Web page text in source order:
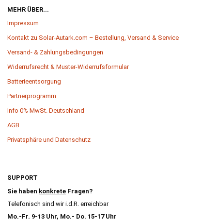
MEHR ÜBER...
Impressum
Kontakt zu Solar-Autark.com – Bestellung, Versand & Service
Versand- & Zahlungsbedingungen
Widerrufsrecht & Muster-Widerrufsformular
Batterieentsorgung
Partnerprogramm
Info 0% MwSt. Deutschland
AGB
Privatsphäre und Datenschutz
SUPPORT
Sie haben konkrete Fragen?
Telefonisch sind wir i.d.R. erreichbar
Mo.-Fr. 9-13 Uhr, Mo.- Do. 15-17 Uhr